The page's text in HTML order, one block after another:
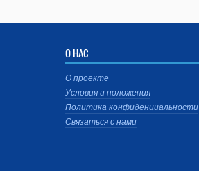
О НАС
О проекте
Условия и положения
Политика конфиденциальности
Связаться с нами